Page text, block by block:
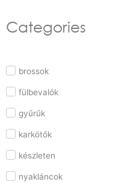
Categories
brossok
fülbevalók
gyűrűk
karkötők
készleten
nyakláncok